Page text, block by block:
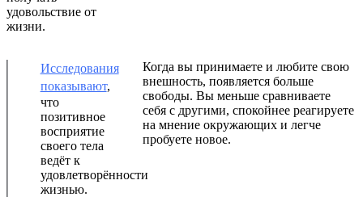
удовольствие от
жизни.
Исследования
показывают,
что
позитивное
восприятие
своего тела
ведёт к
удовлетворённости
жизнью.
Когда вы принимаете и любите свою
внешность, появляется больше
свободы. Вы меньше сравниваете
себя с другими, спокойнее реагируете
на мнение окружающих и легче
пробуете новое.